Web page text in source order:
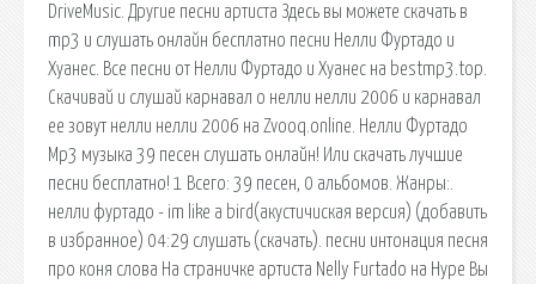
DriveMusic. Другие песни артиста Здесь вы можете скачать в
mp3 и слушать онлайн бесплатно песни Нелли Фуртадо и
Хуанес. Все песни от Нелли Фуртадо и Хуанес на bestmp3.top.
Скачивай и слушай карнавал о нелли нелли 2006 и карнавал
ее зовут нелли нелли 2006 на Zvooq.online. Нелли Фуртадо
Mp3 музыка 39 песен слушать онлайн! Или скачать лучшие
песни бесплатно! 1 Всего: 39 песен, 0 альбомов. Жанры:.
нелли фуртадо - im like a bird(акустичиская версия) (добавить
в избранное) 04:29 слушать (скачать). песни интонация песня
про коня слова На страничке артиста Nelly Furtado на Нуре Вы